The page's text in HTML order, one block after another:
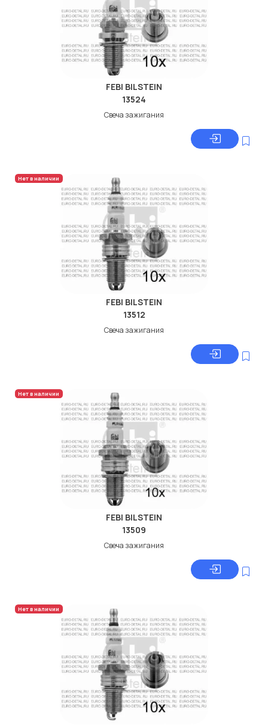
FEBI BILSTEIN
13524
Свеча зажигания
Нет в наличии
FEBI BILSTEIN
13512
Свеча зажигания
Нет в наличии
FEBI BILSTEIN
13509
Свеча зажигания
Нет в наличии